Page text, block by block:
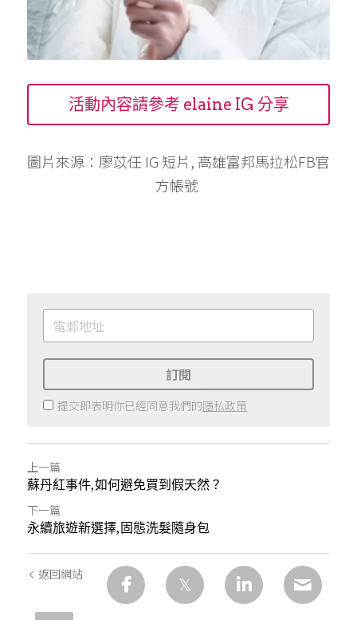
活動內容請參考 elaine IG 分享
圖片來源：廖苡任 IG 短片, 高雄富邦馬拉松FB官
方帳號
訂閱
提交即表明你已經同意我們的隱私政策
上一篇
蘇丹紅事件,如何避免買到假天然？
下一篇
永續旅遊新選擇,固態洗髮隨身包
返回網站